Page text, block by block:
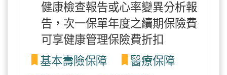
健康檢查報告或心率變異分析報
告，次一保單年度之續期保險費
可享健康管理保險費折扣
基本壽險保障
醫療保障